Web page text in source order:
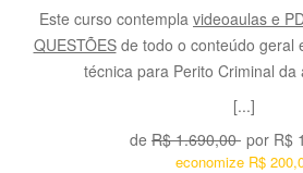
Este curso contempla videoaulas e
QUESTÕESde todo o conteúdo geral
técnica para Perito Criminal da
[...]
de R$ 1.690,00 por R$
economize R$